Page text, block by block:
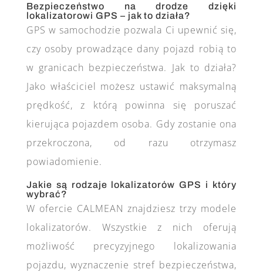
Bezpieczeństwo na drodze dzięki
lokalizatorowi GPS – jak to działa?
GPS w samochodzie pozwala Ci upewnić się,
czy osoby prowadzące dany pojazd robią to
w granicach bezpieczeństwa. Jak to działa?
Jako właściciel możesz ustawić maksymalną
prędkość, z którą powinna się poruszać
kierująca pojazdem osoba. Gdy zostanie ona
przekroczona, od razu otrzymasz
powiadomienie.
Jakie są rodzaje lokalizatorów GPS i który
wybrać?
W ofercie CALMEAN znajdziesz trzy modele
lokalizatorów. Wszystkie z nich oferują
możliwość precyzyjnego lokalizowania
pojazdu, wyznaczenie stref bezpieczeństwa,